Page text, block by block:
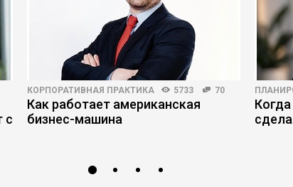
с
КОРПОРАТИВНАЯ ПРАКТИКА 5733 70
Как работает американская
бизнес-машина